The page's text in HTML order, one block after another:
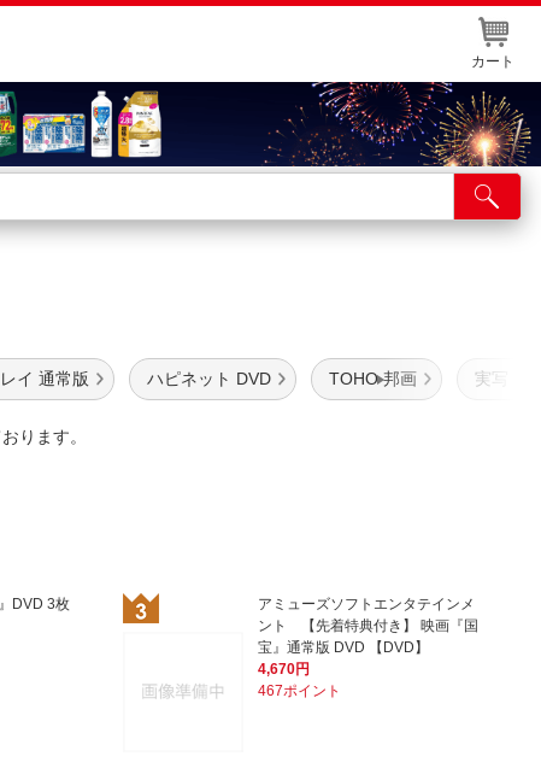
カート
情報・店舗一覧
イ 通常版 ハピネット DVD TOHO 邦画 実写 映
ります。
DVD 3枚
アミューズソフトエンタテインメ
ント 【先着特典付き】 映画『国
宝』通常版 DVD 【DVD】
4,670円
467ポイント